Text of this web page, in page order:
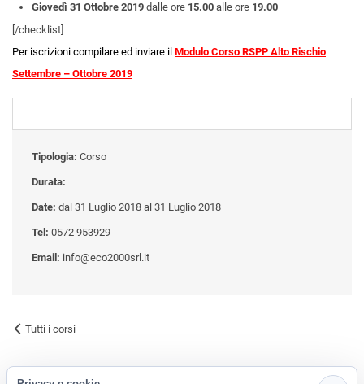
Giovedì 31 Ottobre 2019 dalle ore 15.00 alle ore 19.00
[/checklist]
Per iscrizioni compilare ed inviare il Modulo Corso RSPP Alto Rischio
Settembre – Ottobre 2019
Tipologia: Corso
Durata:
Date: dal 31 Luglio 2018 al 31 Luglio 2018
Tel: 0572 953929
Email: info@eco2000srl.it
Tutti i corsi